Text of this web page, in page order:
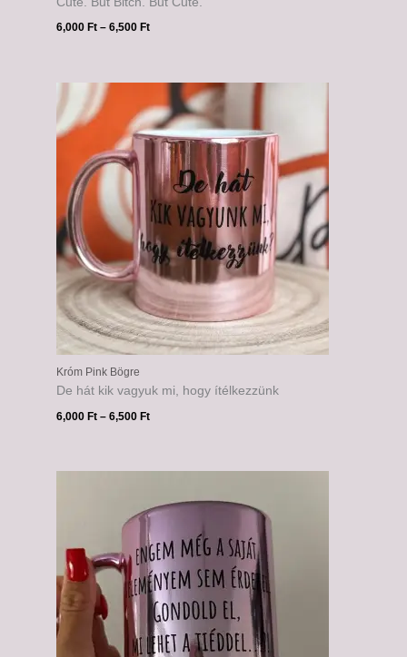
6,000 Ft – 6,500 Ft
Króm Pink Bögre
De hát kik vagyuk mi, hogy ítélkezzünk
6,000 Ft – 6,500 Ft
-
6,500 Ft
6,500 Ft